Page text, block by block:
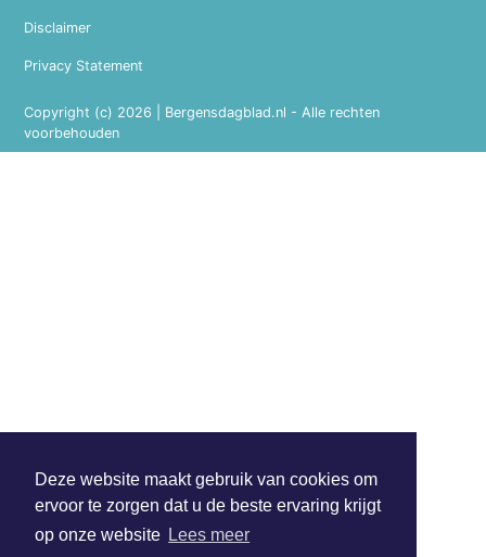
Deze website maakt gebruik van cookies om
ervoor te zorgen dat u de beste ervaring krijgt
op onze website Lees meer
Copyright (c) 2026 | Bergensdagblad.nl - Alle rechten
voorbehouden
Disclaimer
Privacy Statement